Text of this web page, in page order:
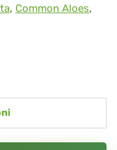
, Common Aloes,